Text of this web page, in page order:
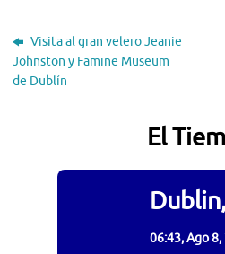
Visita al gran velero Jeanie
Johnston y Famine Museum
de Dublín
El
06:43,Ago 8,